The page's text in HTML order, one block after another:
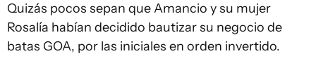
Quizás pocos sepan que Amancio y su mujer
Rosalía habían decidido bautizar su negocio de
batas GOA, por las iniciales en orden invertido.